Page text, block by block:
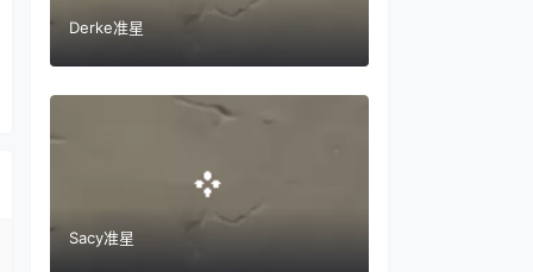
Derke准星
Sacy准星